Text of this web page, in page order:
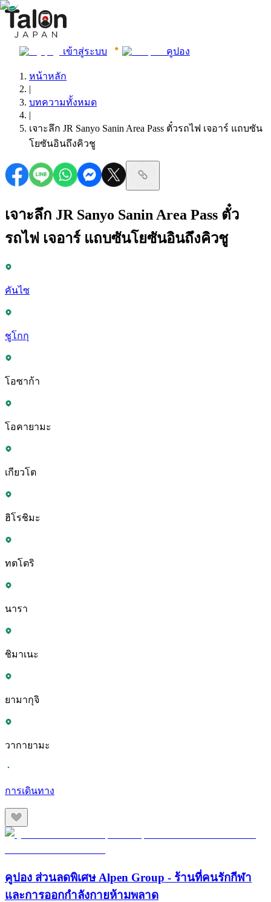
เข้าสู่ระบบ คูปอง
หน้าหลัก
|
บทความทั้งหมด
|
เจาะลึก JR Sanyo Sanin Area Pass ตั๋วรถไฟ เจอาร์ แถบซัน
โยซันอินถึงคิวชู
เจาะลึก JR Sanyo Sanin Area Pass ตั๋ว
รถไฟ เจอาร์ แถบซันโยซันอินถึงคิวชู
คันไซ
ชูโกกุ
โอซาก้า
โอคายามะ
เกียวโต
ฮิโรชิมะ
ทตโตริ
นารา
ชิมาเนะ
ยามากุจิ
วากายามะ
การเดินทาง
คูปอง ส่วนลดพิเศษ Alpen Group - ร้านที่คนรักกีฬา
และการออกกำลังกายห้ามพลาด